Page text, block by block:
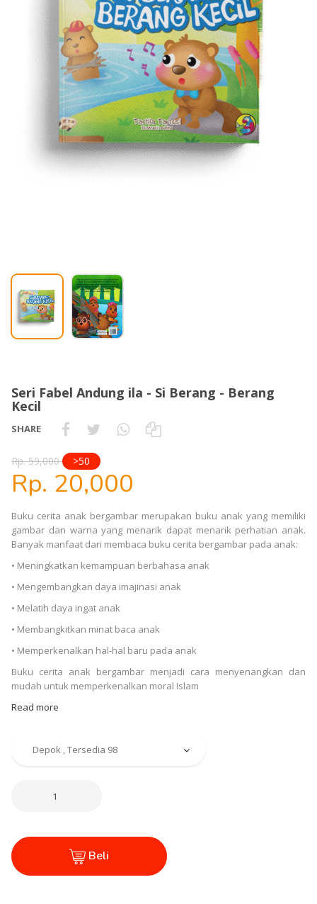
Seri Fabel Andung ila - Si Berang - Berang
Kecil
SHARE
Rp. 59,000 >50
Rp. 20,000
Buku cerita anak bergambar merupakan buku anak yang memiliki
gambar dan warna yang menarik dapat menarik perhatian anak.
Banyak manfaat dari membaca buku cerita bergambar pada anak:
• Meningkatkan kemampuan berbahasa anak
• Mengembangkan daya imajinasi anak
• Melatih daya ingat anak
• Membangkitkan minat baca anak
• Memperkenalkan hal-hal baru pada anak
Buku cerita anak bergambar menjadi cara menyenangkan dan
mudah untuk memperkenalkan moral Islam
Read more
Beli